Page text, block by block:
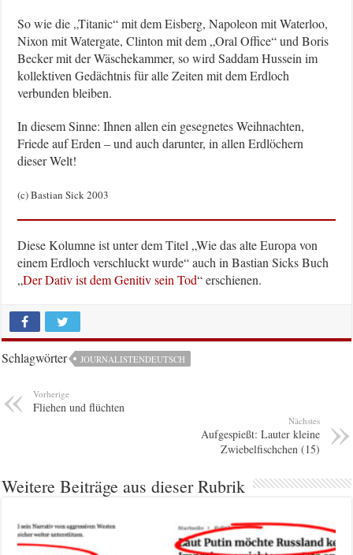
So wie die „Titanic“ mit dem Eisberg, Napoleon mit Waterloo,
Nixon mit Watergate, Clinton mit dem „Oral Office“ und Boris
Becker mit der Wäschekammer, so wird Saddam Hussein im
kollektiven Gedächtnis für alle Zeiten mit dem Erdloch
verbunden bleiben.
In diesem Sinne: Ihnen allen ein gesegnetes Weihnachten,
Friede auf Erden – und auch darunter, in allen Erdlöchern
dieser Welt!
(c) Bastian Sick 2003
Diese Kolumne ist unter dem Titel „Wie das alte Europa von
einem Erdloch verschluckt wurde“ auch in Bastian Sicks Buch
„Der Dativ ist dem Genitiv sein Tod“ erschienen.
Schlagwörter JOURNALISTENDEUTSCH
Vorherige
Fliehen und flüchten
Nächstes
Aufgespießt: Lauter kleine
Zwiebelfischchen (15)
Weitere Beiträge aus dieser Rubrik